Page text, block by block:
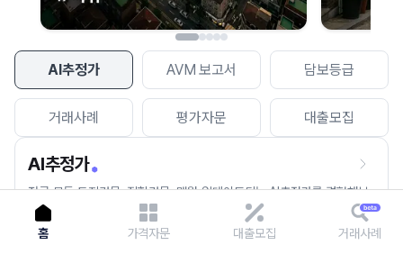
AI추정가 AVM 보고서 담보등급
거래사례 평가자문 대출모집
AI추정가
전국 모든 토지건물, 집합건물, 매월 업데이트되는 AI추정가를 경험해보
세요.
홈 가격자문 대출모집 거래사례